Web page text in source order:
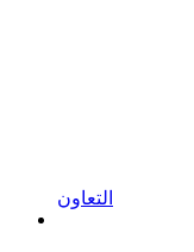
التعاون